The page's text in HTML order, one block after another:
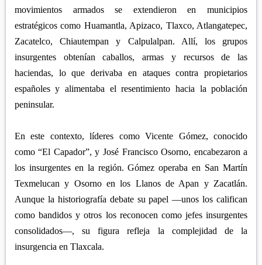
movimientos armados se extendieron en municipios
estratégicos como Huamantla, Apizaco, Tlaxco, Atlangatepec,
Zacatelco, Chiautempan y Calpulalpan. Allí, los grupos
insurgentes obtenían caballos, armas y recursos de las
haciendas, lo que derivaba en ataques contra propietarios
españoles y alimentaba el resentimiento hacia la población
peninsular.
En este contexto, líderes como Vicente Gómez, conocido
como “El Capador”, y José Francisco Osorno, encabezaron a
los insurgentes en la región. Gómez operaba en San Martín
Texmelucan y Osorno en los Llanos de Apan y Zacatlán.
Aunque la historiografía debate su papel —unos los califican
como bandidos y otros los reconocen como jefes insurgentes
consolidados—, su figura refleja la complejidad de la
insurgencia en Tlaxcala.